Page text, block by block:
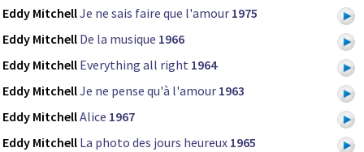
Eddy MitchellJe ne sais faire que l'amour 1975
Eddy Mitchell De la musique 1966
Eddy Mitchell Everything all right 1964
Eddy MitchellJe ne pense qu'à l'amour 1963
Eddy MitchellAlice 1967
Eddy Mitchell La photo des jours heureux 1965